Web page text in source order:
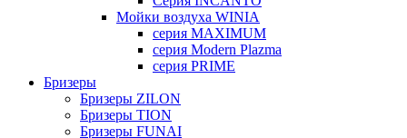
Мойки воздуха WINIA
серия MAXIMUM
серия Modern Plazma
серия PRIME
Бризеры
Бризеры ZILON
Бризеры TION
Бризеры FUNAI